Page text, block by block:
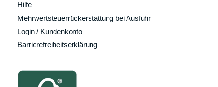
Hilfe
Mehrwertsteuerrückerstattung bei Ausfuhr
Login / Kundenkonto
Barrierefreiheitserklärung